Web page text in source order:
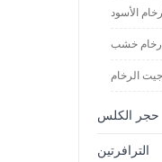
الأسود
رخام خشب
الرخام
حجر الكلس
الترافرتين